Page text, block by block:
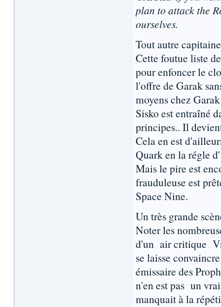
plan to attack the
ourselves.
Tout autre
Cette foutue liste
pour enfoncer le
l'offre de Garak
moyens chez
Sisko est entraîné
principes.. Il
Cela en est
Quark en la régle
Mais le pire est
frauduleuse est
Space Nine.
Un très grande
Noter les
d'un air critique
se laisse
émissaire des
n'en est pas un
manquait à la